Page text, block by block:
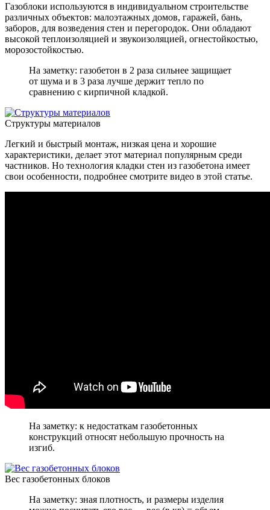
Газоблоки используются в индивидуальном строительстве
различных объектов: малоэтажных домов, гаражей, бань,
заборов, для возведения стен и перегородок. Они обладают
высокой теплоизоляцией и звукоизоляцией, огнестойкостью,
морозостойкостью.
На заметку: газобетон в 2 раза сильнее защищает
от шума и в 3 раза лучше держит тепло по
сравнению с кирпичной кладкой.
Структуры материалов
Легкий и быстрый монтаж, низкая цена и хорошие
характеристики, делает этот материал популярным среди
частников. Но технология кладки стен из газобетона имеет
свои особенности, подробнее смотрите видео в этой статье.
На заметку: к недостаткам газобетонных
конструкций относят небольшую прочность на
изгиб.
Вес газобетонных блоков
На заметку: зная плотность, и размеры изделия